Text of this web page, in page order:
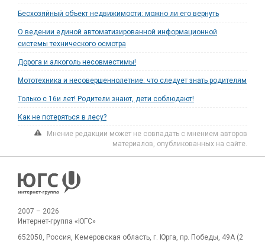
Бесхозяйный объект недвижимости: можно ли его вернуть
О ведении единой автоматизированной информационной
системы технического осмотра
Дорога и алкоголь несовместимы!
Мототехника и несовершеннолетние: что следует знать родителям
Только с 16и лет! Родители знают, дети соблюдают!
Как не потеряться в лесу?
Мнение редакции может не совпадать с мнением авторов
материалов, опубликованных на сайте.
2007 – 2026
Интернет-группа «ЮГС»
652050, Россия, Кемеровская область, г. Юрга, пр. Победы, 49А (2